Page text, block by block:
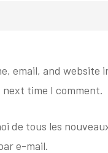
email, and website
time I comment.
de tous les
e-mail.